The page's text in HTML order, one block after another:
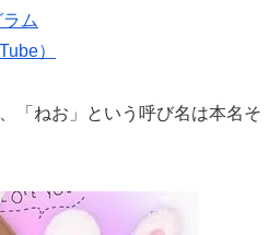
ム
）
「ねお」という呼び名は本名そ